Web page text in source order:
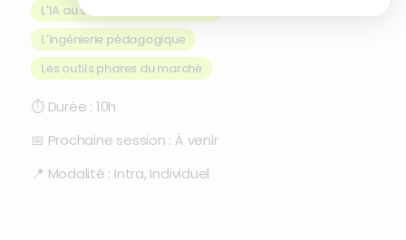
L'IA au service des formations
L'ingénierie pédagogique
Les outils phares du marché
⏱ Durée : 10h
📅 Prochaine session : À venir
📍 Modalité : Intra, Individuel